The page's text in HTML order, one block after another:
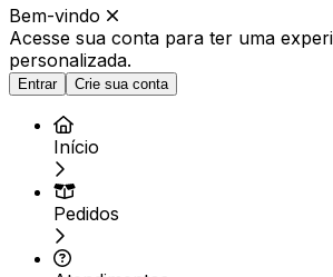
Bem-vindo
Acesse sua conta para ter uma
personalizada.
Entrar Crie sua conta
Início
Pedidos